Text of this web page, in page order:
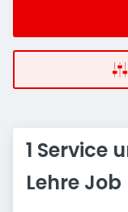
1 Service
Lehre Job